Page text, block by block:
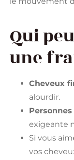
Qui
une
Cheveux
alourdir.
exigeante
Si vous
vos